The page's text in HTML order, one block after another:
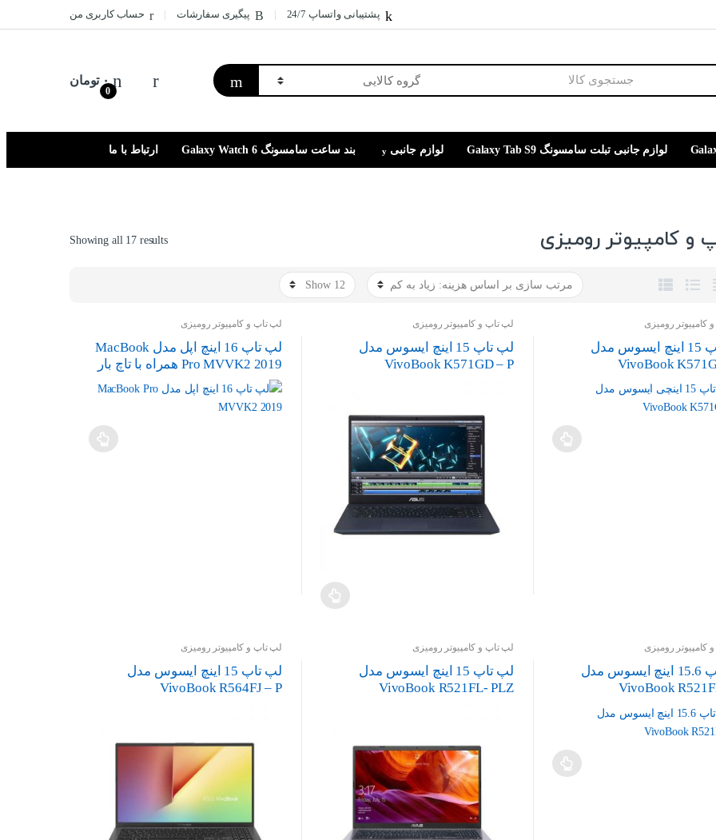
پشتیبانی واتساپ 24/7 پیگیری سفارشات حساب کاربری من
0
۰ تومان
لوازم جانبی تبلت سامسونگ Galaxy Tab S9 لوازم جانبی بند ساعت سامسونگ Galaxy Watch 6 ارتباط با ما
و کامپیوتر رومیزی Showing all 17 results
کامپیوتر رومیزی
لپ تاپ 15 اینچ ایسوس مدل
VivoBook
لپ تاپ و کامپیوتر رومیزی
لپ تاپ 15 اینچ ایسوس مدل
VivoBook K571GD – P
لپ تاپ و کامپیوتر رومیزی
لپ تاپ 16 اینچ اپل مدل MacBook
Pro MVVK2 2019 همراه با تاچ بار
کامپیوتر رومیزی
لپ تاپ 15.6 اینچ ایسوس مدل
VivoBook
لپ تاپ و کامپیوتر رومیزی
لپ تاپ 15 اینچ ایسوس مدل
VivoBook R521FL- PLZ
لپ تاپ و کامپیوتر رومیزی
لپ تاپ 15 اینچ ایسوس مدل
VivoBook R564FJ – P